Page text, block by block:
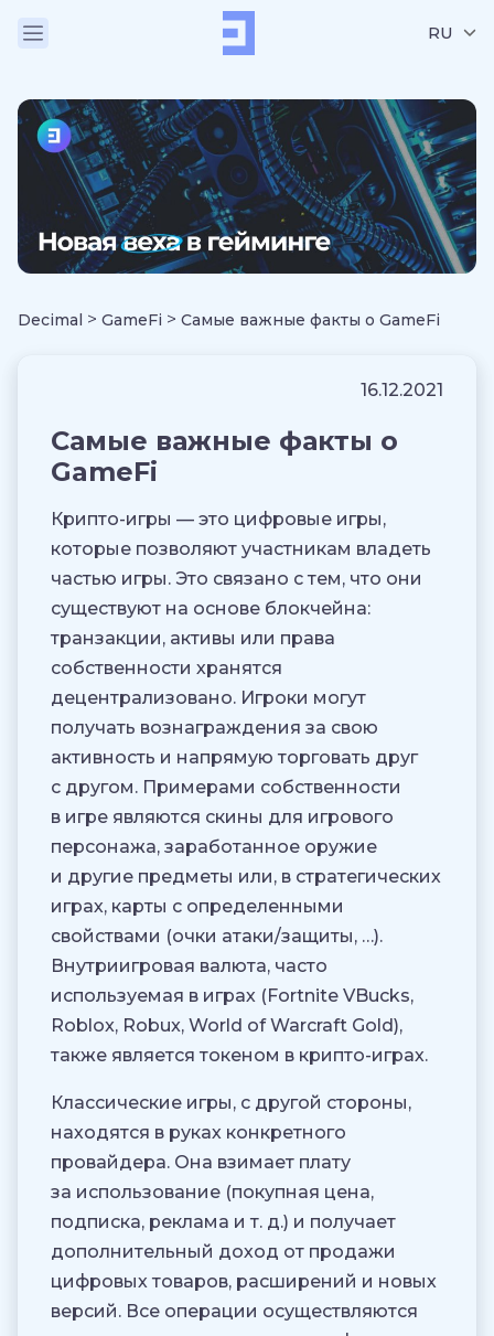
RU
Decimal > GameFi > Самые важные факты о GameFi
16.12.2021
Самые важные факты о
GameFi
Крипто-игры — это цифровые игры,
которые позволяют участникам владеть
частью игры. Это связано с тем, что они
существуют на основе блокчейна:
транзакции, активы или права
собственности хранятся
децентрализовано. Игроки могут
получать вознаграждения за свою
активность и напрямую торговать друг
с другом. Примерами собственности
в игре являются скины для игрового
персонажа, заработанное оружие
и другие предметы или, в стратегических
играх, карты с определенными
свойствами (очки атаки/защиты, …).
Внутриигровая валюта, часто
используемая в играх (Fortnite VBucks,
Roblox, Robux, World of Warcraft Gold),
также является токеном в крипто-играх.
Классические игры, с другой стороны,
находятся в руках конкретного
провайдера. Она взимает плату
за использование (покупная цена,
подписка, реклама и т. д.) и получает
дополнительный доход от продажи
цифровых товаров, расширений и новых
версий. Все операции осуществляются